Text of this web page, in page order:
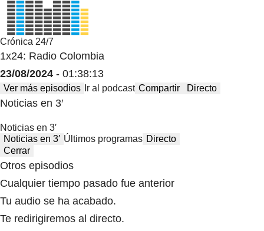
Crónica 24/7
1x24: Radio Colombia
23/08/2024 - 01:38:13
Ver más episodios Ir al podcast Compartir Directo
Noticias en 3′
Noticias en 3′
Noticias en 3′ Últimos programas Directo
Cerrar
Otros episodios
Cualquier tiempo pasado fue anterior
Tu audio se ha acabado.
Te redirigiremos al directo.